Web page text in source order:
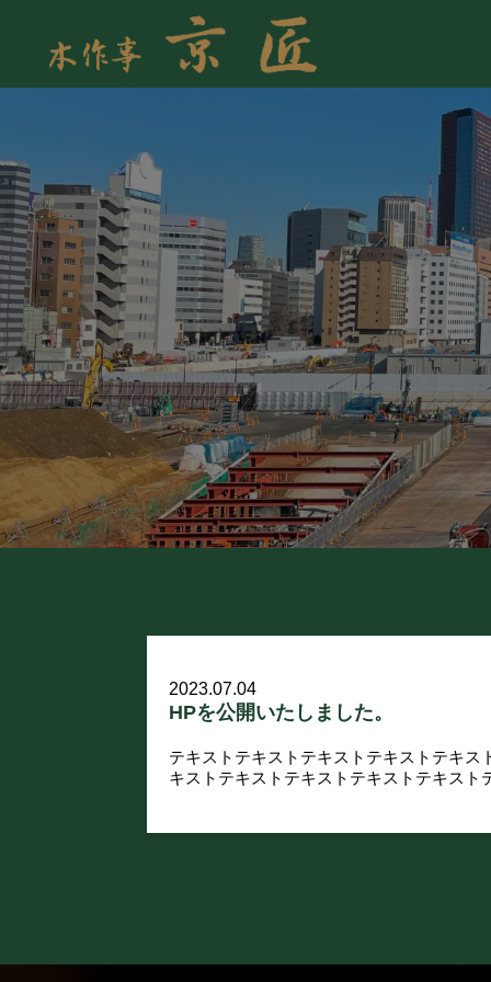
2023.07.04
HPを公開いたしました。
テキストテキストテキストテキストテキ
キストテキストテキストテキストテキス